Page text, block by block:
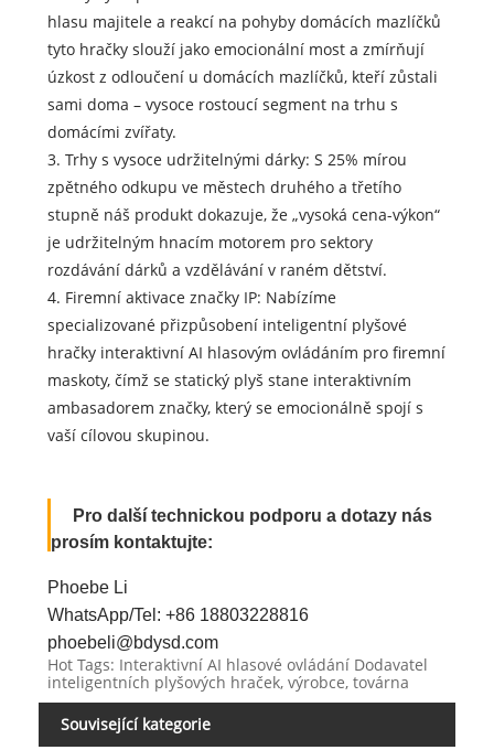
hlasu majitele a reakcí na pohyby domácích mazlíčků
tyto hračky slouží jako emocionální most a zmírňují
úzkost z odloučení u domácích mazlíčků, kteří zůstali
sami doma – vysoce rostoucí segment na trhu s
domácími zvířaty.
3. Trhy s vysoce udržitelnými dárky: S 25% mírou
zpětného odkupu ve městech druhého a třetího
stupně náš produkt dokazuje, že „vysoká cena-výkon“
je udržitelným hnacím motorem pro sektory
rozdávání dárků a vzdělávání v raném dětství.
4. Firemní aktivace značky IP: Nabízíme
specializované přizpůsobení inteligentní plyšové
hračky interaktivní AI hlasovým ovládáním pro firemní
maskoty, čímž se statický plyš stane interaktivním
ambasadorem značky, který se emocionálně spojí s
vaší cílovou skupinou.
Pro další technickou podporu a dotazy nás
prosím kontaktujte:
Phoebe Li
WhatsApp/Tel: +86 18803228816
phoebeli@bdysd.com
Hot Tags: Interaktivní AI hlasové ovládání Dodavatel
inteligentních plyšových hraček, výrobce, továrna
Související kategorie